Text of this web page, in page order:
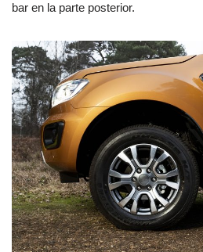
bar en la parte posterior.